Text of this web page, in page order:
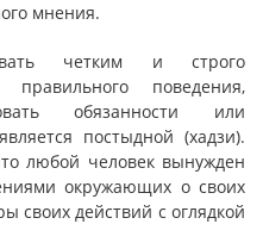
мнения.
четким и строго
поведения,
обязанности или
постыдной (хадзи).
любой человек вынужден
окружающих о своих
своих действий с оглядкой